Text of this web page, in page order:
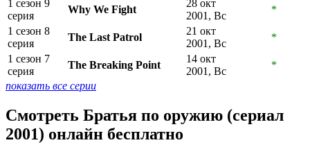
1 сезон 9
серия
Why We Fight
28 окт
2001, Вс
*
1 сезон 8
серия
The Last Patrol
21 окт
2001, Вс
*
1 сезон 7
серия
The Breaking Point
14 окт
2001, Вс
*
показать все серии
Смотреть Братья по оружию (сериал
2001) онлайн бесплатно